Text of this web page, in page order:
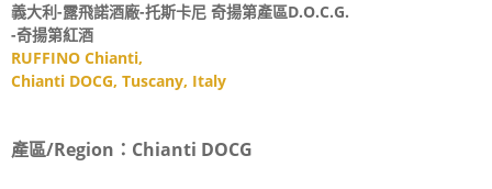
義大利-露飛諾酒廠-托斯卡尼 奇揚第產區D.O.C.G.
-奇揚第紅酒
RUFFINO Chianti,
Chianti DOCG, Tuscany, Italy
產區/Region： Chianti DOCG